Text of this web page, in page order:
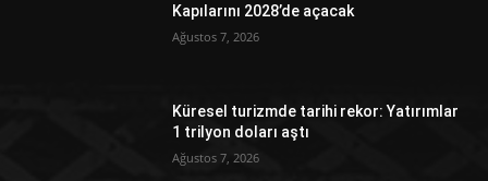
Kapılarını 2028’de açacak
Ağustos 7, 2026
Küresel turizmde tarihi rekor: Yatırımlar
1 trilyon doları aştı
Ağustos 7, 2026